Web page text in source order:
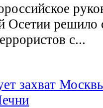
решило
с...
захват